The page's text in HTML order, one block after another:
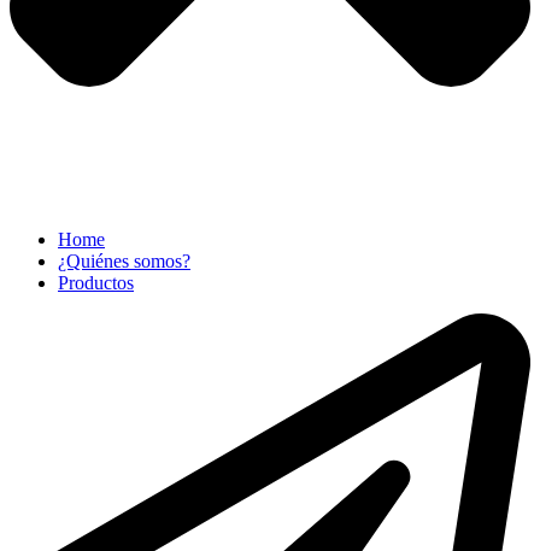
Home
¿Quiénes somos?
Productos